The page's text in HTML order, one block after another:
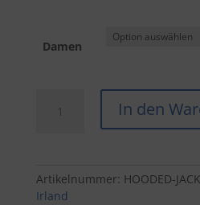
Damen
Jacket
In den
Artikelnummer: HOODED-
Irland